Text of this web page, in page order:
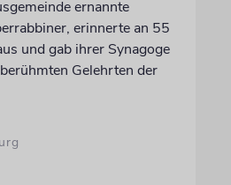
ernannte
erinnerte an 55
und gab ihrer Synagoge
Gelehrten der